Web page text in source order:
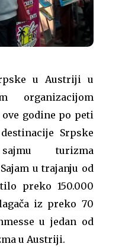
u Austriji u
organizacijom
ove godine po peti
Srpske
turizma
Sajam u trajanju od
preko 150.000
iz preko 70
u jedan od
u Austriji.